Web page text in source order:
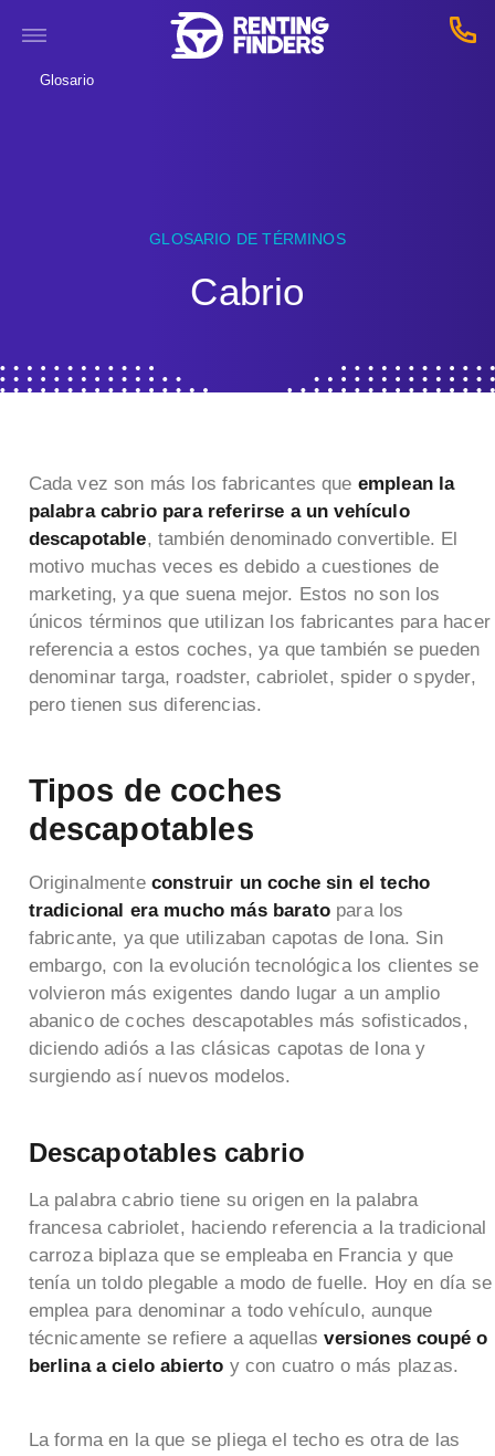
Glosario
GLOSARIO DE TÉRMINOS
Cabrio
Cada vez son más los fabricantes que emplean la
palabra cabrio para referirse a un vehículo
descapotable, también denominado convertible. El
motivo muchas veces es debido a cuestiones de
marketing, ya que suena mejor. Estos no son los
únicos términos que utilizan los fabricantes para hacer
referencia a estos coches, ya que también se pueden
denominar targa, roadster, cabriolet, spider o spyder,
pero tienen sus diferencias.
Tipos de coches
descapotables
Originalmenteconstruir un coche sin el techo
tradicional era mucho más baratopara los
fabricante, ya que utilizaban capotas de lona. Sin
embargo, con la evolución tecnológica los clientes se
volvieron más exigentes dando lugar a un amplio
abanico de coches descapotables más sofisticados,
diciendo adiós a las clásicas capotas de lona y
surgiendo así nuevos modelos.
Descapotables cabrio
La palabra cabrio tiene su origen en la palabra
francesa cabriolet, haciendo referencia a la tradicional
carroza biplaza que se empleaba en Francia y que
tenía un toldo plegable a modo de fuelle. Hoy en día se
emplea para denominar a todo vehículo, aunque
técnicamente se refiere a aquellasversiones coupé o
berlina a cielo abierto y con cuatro o más plazas.
La forma en la que se pliega el techo es otra de las